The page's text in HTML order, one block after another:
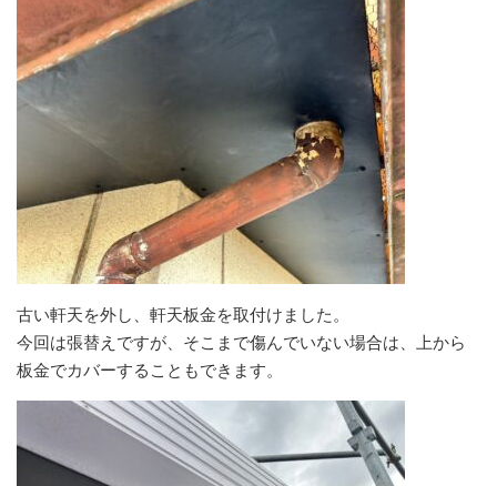
古い軒天を外し、軒天板金を取付けました。
今回は張替えですが、そこまで傷んでいない場合は、上から
板金でカバーすることもできます。